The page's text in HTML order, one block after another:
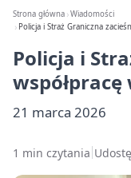
Strona główna Wiadomości
Policja i Straż Graniczna
Policja i
21 marca 2026
1 min czytania